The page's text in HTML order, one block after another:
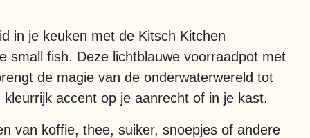
in je keuken met de Kitsch Kitchen
small fish. Deze lichtblauwe voorraadpot met
de magie van de onderwaterwereld tot
accent op je aanrecht of in je kast.
van koffie, thee, suiker, snoepjes of andere